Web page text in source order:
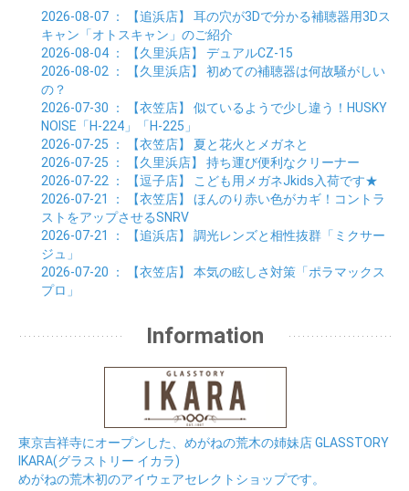
2026-08-07 ： 【追浜店】 耳の穴が3Dで分かる補聴器用3Dス
キャン「オトスキャン」のご紹介
2026-08-04 ： 【久里浜店】 デュアルCZ-15
2026-08-02 ： 【久里浜店】 初めての補聴器は何故騒がしい
の？
2026-07-30 ： 【衣笠店】 似ているようで少し違う！HUSKY
NOISE「H-224」「H-225」
2026-07-25 ： 【衣笠店】 夏と花火とメガネと
2026-07-25 ： 【久里浜店】 持ち運び便利なクリーナー
2026-07-22 ： 【逗子店】
こども用メガネJkids入荷です★
2026-07-21
： 【衣笠店】 ほんのり赤い色がカギ！コントラ
ストをアップさせるSNRV
2026-07-21
： 【追浜店】 調光レンズと相性抜群「ミクサー
ジュ」
2026-07-20 ： 【衣笠店】 本気の眩しさ対策「ポラマックス
プロ」
Information
東京吉祥寺にオープンした、めがねの荒木の姉妹店 GLASSTORY
IKARA(グラストリー イカラ)
めがねの荒木初のアイウェアセレクトショップです。